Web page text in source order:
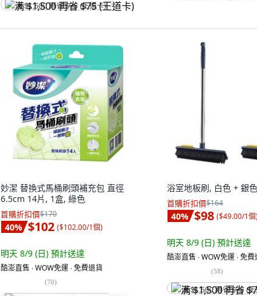
满 $1,500 再省 $75 (王道卡)
妙潔 替換式馬桶刷頭補充包 直徑
6.5cm 14片, 1盒, 綠色
首購折扣價$170
40% $102 ($102.00/1個)
明天 8/9 (日) 預計送達
酷澎直售 ∙ WOW免運 ∙ 免費退貨
(70)
浴室地板刷, 白色 + 銀
首購折扣價$164
40% $98 ($49.00/1個
明天 8/9 (日) 預計送達
酷澎直售 ∙ WOW免運 ∙ 免
(58)
满 $1,500 再省 $75 (